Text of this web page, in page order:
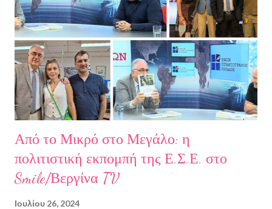
Αριστοτελείου Πανεπιστημίου Θεσσαλονίκης. Έχει κάνει επίσης
σπουδές στη μουσική, την ιστορία της τέχνης και τη φιλολογία
στην Ελλάδα και το εξωτερικό. Από το 2008 ασχολείται με την
πολιτιστική δημοσιογραφία και διατηρεί τον πολιτιστικό ιστότοπο
ART.harbour. Έζησε κα...
Από το Μικρό στο Μεγάλο: η
πολιτιστική εκπομπή της Ε.Σ.Ε. στο
Smile/Βεργίνα TV
Ιουλίου 26, 2024